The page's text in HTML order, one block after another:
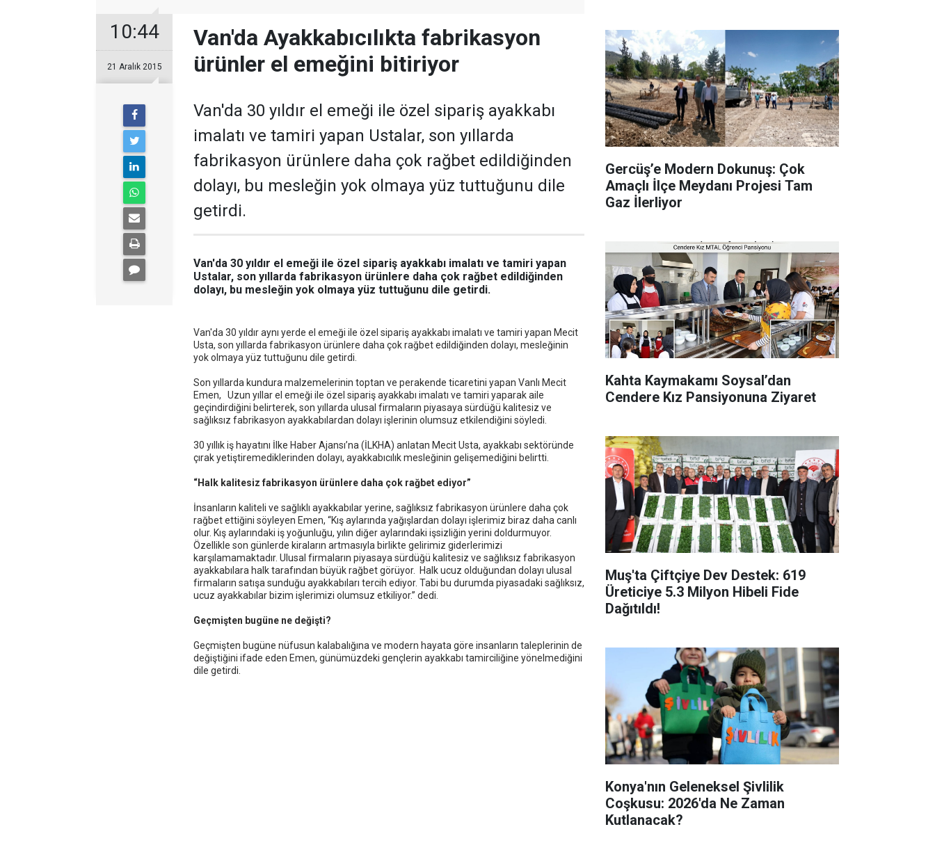
10:44
21 Aralık 2015
Van'da Ayakkabıcılıkta fabrikasyon
ürünler el emeğini bitiriyor
Van'da 30 yıldır el emeği ile özel sipariş ayakkabı
imalatı ve tamiri yapan Ustalar, son yıllarda
fabrikasyon ürünlere daha çok rağbet edildiğinden
dolayı, bu mesleğin yok olmaya yüz tuttuğunu dile
getirdi.
Van'da 30 yıldır el emeği ile özel sipariş ayakkabı imalatı ve tamiri yapan
Ustalar, son yıllarda fabrikasyon ürünlere daha çok rağbet edildiğinden
dolayı, bu mesleğin yok olmaya yüz tuttuğunu dile getirdi.
Van'da 30 yıldır aynı yerde el emeği ile özel sipariş ayakkabı imalatı ve tamiri yapan Mecit
Usta, son yıllarda fabrikasyon ürünlere daha çok rağbet edildiğinden dolayı, mesleğinin
yok olmaya yüz tuttuğunu dile getirdi.
Son yıllarda kundura malzemelerinin toptan ve perakende ticaretini yapan Vanlı Mecit
Emen, Uzun yıllar el emeği ile özel sipariş ayakkabı imalatı ve tamiri yaparak aile
geçindirdiğini belirterek, son yıllarda ulusal firmaların piyasaya sürdüğü kalitesiz ve
sağlıksız fabrikasyon ayakkabılardan dolayı işlerinin olumsuz etkilendiğini söyledi.
30 yıllık iş hayatını İlke Haber Ajansı’na (İLKHA) anlatan Mecit Usta, ayakkabı sektöründe
çırak yetiştiremediklerinden dolayı, ayakkabıcılık mesleğinin gelişemediğini belirtti.
“Halk kalitesiz fabrikasyon ürünlere daha çok rağbet ediyor”
İnsanların kaliteli ve sağlıklı ayakkabılar yerine, sağlıksız fabrikasyon ürünlere daha çok
rağbet ettiğini söyleyen Emen, “Kış aylarında yağışlardan dolayı işlerimiz biraz daha canlı
olur. Kış aylarındaki iş yoğunluğu, yılın diğer aylarındaki işsizliğin yerini doldurmuyor.
Özellikle son günlerde kiraların artmasıyla birlikte gelirimiz giderlerimizi
karşılamamaktadır. Ulusal firmaların piyasaya sürdüğü kalitesiz ve sağlıksız fabrikasyon
ayakkabılara halk tarafından büyük rağbet görüyor. Halk ucuz olduğundan dolayı ulusal
firmaların satışa sunduğu ayakkabıları tercih ediyor. Tabi bu durumda piyasadaki sağlıksız,
ucuz ayakkabılar bizim işlerimizi olumsuz etkiliyor.” dedi.
Geçmişten bugüne ne değişti?
Geçmişten bugüne nüfusun kalabalığına ve modern hayata göre insanların taleplerinin de
değiştiğini ifade eden Emen, günümüzdeki gençlerin ayakkabı tamirciliğine yönelmediğini
dile getirdi.
Gercüş’e Modern Dokunuş: Çok
Amaçlı İlçe Meydanı Projesi Tam
Gaz İlerliyor
Kahta Kaymakamı Soysal’dan
Cendere Kız Pansiyonuna Ziyaret
Muş'ta Çiftçiye Dev Destek: 619
Üreticiye 5.3 Milyon Hibeli Fide
Dağıtıldı!
Konya'nın Geleneksel Şivlilik
Coşkusu: 2026'da Ne Zaman
Kutlanacak?